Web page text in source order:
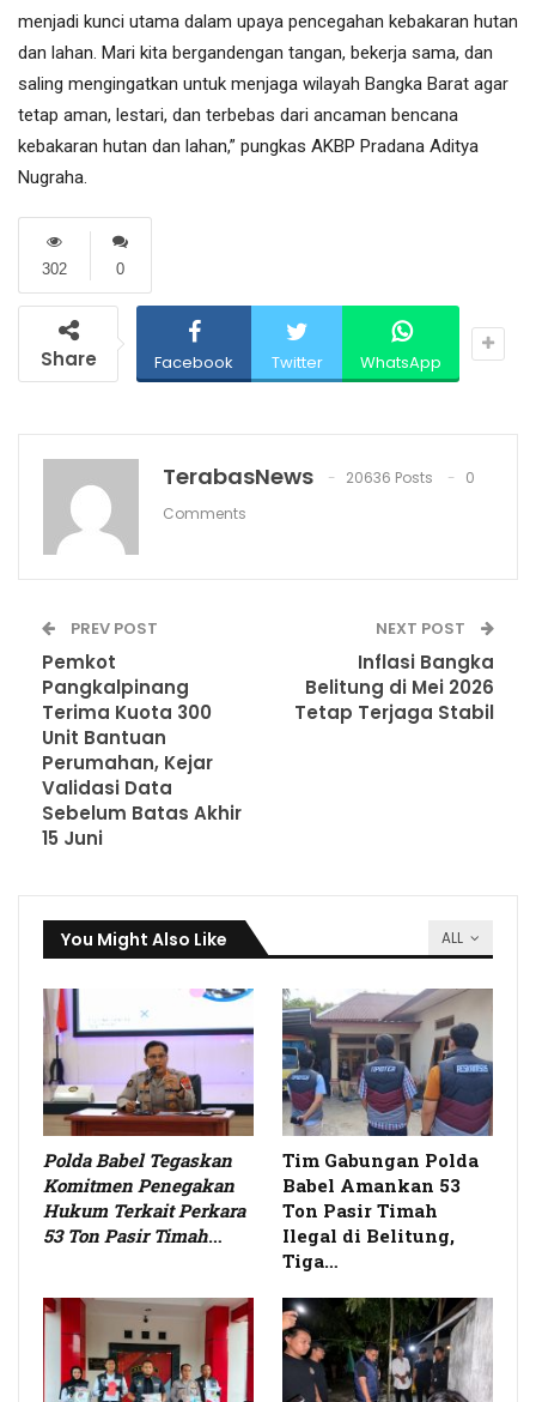
menjadi kunci utama dalam upaya pencegahan kebakaran hutan
dan lahan. Mari kita bergandengan tangan, bekerja sama, dan
saling mengingatkan untuk menjaga wilayah Bangka Barat agar
tetap aman, lestari, dan terbebas dari ancaman bencana
kebakaran hutan dan lahan,” pungkas AKBP Pradana Aditya
Nugraha.
0
302
Share Facebook Twitter WhatsApp
TerabasNews 20636 Posts
0
Comments
PREV POST
Pemkot
Pangkalpinang
Terima Kuota 300
Unit Bantuan
Perumahan, Kejar
Validasi Data
Sebelum Batas Akhir
15 Juni
NEXT POST
Inflasi Bangka
Belitung di Mei 2026
Tetap Terjaga Stabil
ALL
You Might Also Like
Polda Babel Tegaskan
Komitmen Penegakan
Hukum Terkait Perkara
53 Ton Pasir Timah…
Tim Gabungan Polda
Babel Amankan 53
Ton Pasir Timah
Ilegal di Belitung,
Tiga…